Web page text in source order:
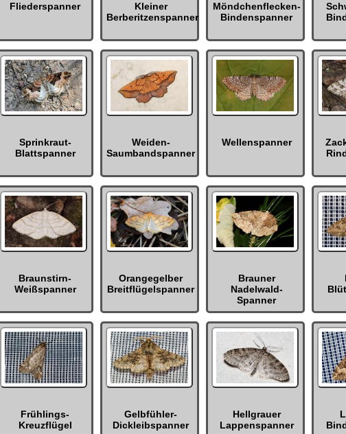
Fliederspanner
Kleiner
Berberitzenspanner
Möndchenflecken-
Bindenspanner
Sprinkraut-
Blattspanner
Weiden-
Saumbandspanner
Wellenspanner
Braunstirn-
Weißspanner
Orangegelber
Breitflügelspanner
Brauner
Nadelwald-
Spanner
Frühlings-
Kreuzflügel
Gelbfühler-
Dickleibspanner
Hellgrauer
Lappenspanner